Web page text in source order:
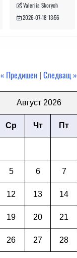
Valeriia Skorych
2026-07-18 13:56
« Предишен | Следващ »
Август 2026
Ср Чт Пт
5 6 7
12 13 14
19 20 21
26 27 28